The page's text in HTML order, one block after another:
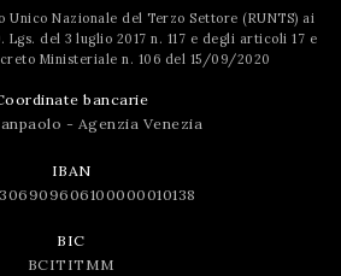
Unico Nazionale del Terzo Settore (RUNTS) ai
Lgs. del 3 luglio 2017 n. 117 e degli articoli 17 e
Ministeriale n. 106 del 15/09/2020
bancarie
- Agenzia Venezia
IBAN
BIC
BCITITMM